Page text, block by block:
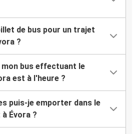
de bus pour un trajet
?
bus effectuant le
est à l'heure ?
puis-je emporter dans le
Évora ?